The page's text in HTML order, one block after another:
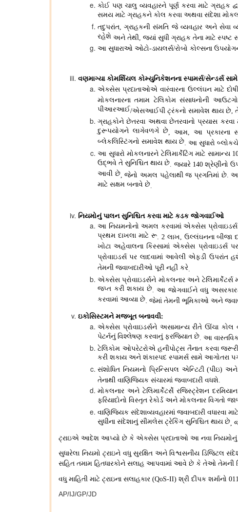
કોઈ પણ ચાલુ વ્યવહારને પૂર્ણ કરવા માટે ગ્રાહક
સમય માટે ગ્રાહકને કોલ કરવા અથવા સંદેશા
તદુપરાંત,ગ્રાહકની સંમતિ જે વ્યવહાર અને સેવા
રહેશે અને તેથી, જ્યાં સુધી ગ્રાહક તેના માટે સ્પષ્ટ
આ સુધારાઓ ઓટો-ડાયલર્સ/રોબો કોલ્સના
વણમાગ્યા કોમર્શિયલ કોમ્યુનિકેશનના સ્પામર્સ/સેન્ડર્સ
એક્સેસ પ્રદાતાઓએ વારંવારના ઉલ્લંઘન માટે
મોકલનારના તમામ ટેલિકોમ સંસાધનોની
પીઆરઆઈ/એસઆઈપી ટ્રંકનો સમાવેશ થાય છે,
ગ્રાહકોને છેતરવા અથવા છેતરવાનો પ્રયાસ
દુરૂપયોગને લાગેવળગે છે, આમ, આ પ્રકારના
બ્લેકલિસ્ટિંગનો સમાવેશ થાય છે. આ સુધારો
આ સુધારો મોકલનારને ટેલિમાર્કેટિંગ માટે સામાન્ય
ઉદ્ભવે તે સુનિશ્ચિત થાય છે. જ્યારે 140 શ્રેણીનો
આવી છે,જેનો અમલ પહેલાથી જ પ્રગતિમાં છે.આ
માટે સક્ષમ બનાવે છે.
નિયમોનું પાલન સુનિશ્ચિત કરવા માટે કડક જોગવાઈઓ
આ નિયમનોનો અમલ કરવામાં એક્સેસ પ્રોવાઇડર્સ
પ્રથમ દાખલા માટે રૂ. 2 લાખ, ઉલ્લંઘનના બીજા
ખોટા અહેવાલના કિસ્સામાં એક્સેસ પ્રોવાઇડર્સ
પ્રોવાઇડર્સ પર લાદવામાં આવેલી એફડી ઉપરાંત
તેમની જવાબદારીઓ પૂરી નહીં કરે.
એક્સેસ પ્રોવાઇડર્સને મોકલનાર અને ટેલિમાર્કેટર્સ
જપ્ત કરી શકાય છે.આ જોગવાઈને વધુ
કરવામાં આવ્યા છે. જેમાં તેમની ભૂમિકાઓ અને
ઇકોસિસ્ટમને મજબૂત બનાવવી:
એક્સેસ પ્રોવાઇડર્સને અસામાન્ય રીતે ઊંચા કોલ
પેટર્નનું વિશ્લેષણ કરવાનું ફરજિયાત છે. આ
ટેલિકોમ ઓપરેટરોએ હનીપોટ્સ તૈનાત કરવા
કરી શકાય અને શંકાસ્પદ સ્પામર્સ સામે આગોતરા
સંશોધિત નિયમનો પ્રિન્સિપલ એન્ટિટી(પીઇ)અને
તેનાથી વાણિજ્યિક સંચારમાં જવાબદારી વધશે.
મોકલનાર અને ટેલિમાર્કેટર્સે રજિસ્ટ્રેશન
ફરિયાદોનો વિસ્તૃત રેકોર્ડ અને મોકલનાર
વાણિજ્યિક સંદેશાવ્યવહારમાં જવાબદારી વધારવા માટે
સુધીના સંદેશાનું સીમલેસ ટ્રેકિંગ સુનિશ્ચિત થાય છે,
ટ્રાઇએ આદેશ આપ્યો છે કે એક્સેસ પ્રદાતાઓ આ નવા નિયમોનું
સુધારેલા નિયમો ટ્રાઇને વધુ સુરક્ષિત અને વિશ્વસનીય ડિજિટલ
સહિત તમામ હિતધારકોને સલાહ આપવામાં આવે છે કે તેઓ તેમની
વધુ માહિતી માટે ટ્રાઇના સલાહકાર (QoS-II) શ્રી દીપક શર્માનો
AP/IJ/GP/JD